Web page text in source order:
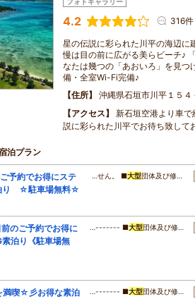
4.2 316件
星の伝説に彩られた川平の海辺
慢は目の前に広がる美らビーチ♪
なたは幾つの「あおいろ」を見つ
備・全室Wi-Fi完備♪
住所
沖縄県石垣市川平１５４
アクセス
新石垣空港より車
説に彩られた川平でお待ち致して
泊プラン
予約でお得にステ
り ☆駐車場無料☆
…せん。 ■大型団体及び修…
のご予約でお得に
泊り《駐車場無
…------- ■大型団体及び修…
満喫☆彡お得な素泊
…------- ■大型団体及び修…